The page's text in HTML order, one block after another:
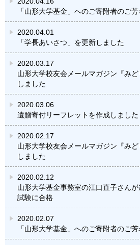
「山形大学基金」へのご寄附者のご
2020.04.01
「学長あいさつ」を更新しました
2020.03.17
山形大学校友会メールマガジン『み
しました
2020.03.06
遺贈寄付リーフレットを作成しました
2020.02.17
山形大学校友会メールマガジン『み
しました
2020.02.12
山形大学基金事務室の江口直子さん
試験に合格
2020.02.07
「山形大学基金」へのご寄附者のご